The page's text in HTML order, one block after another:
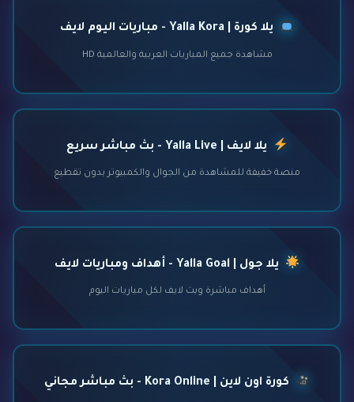
يلا كورة | Yalla Kora - مباريات اليوم لايف
مشاهدة جميع المباريات العربية والعالمية HD
يلا لايف | Yalla Live - بث مباشر سريع
منصة خفيفة للمشاهدة من الجوال والكمبيوتر بدون تقطيع
يلا جول | Yalla Goal - أهداف ومباريات لايف
أهداف مباشرة وبث لايف لكل مباريات اليوم
كورة اون لاين | Kora Online - بث مباشر مجاني